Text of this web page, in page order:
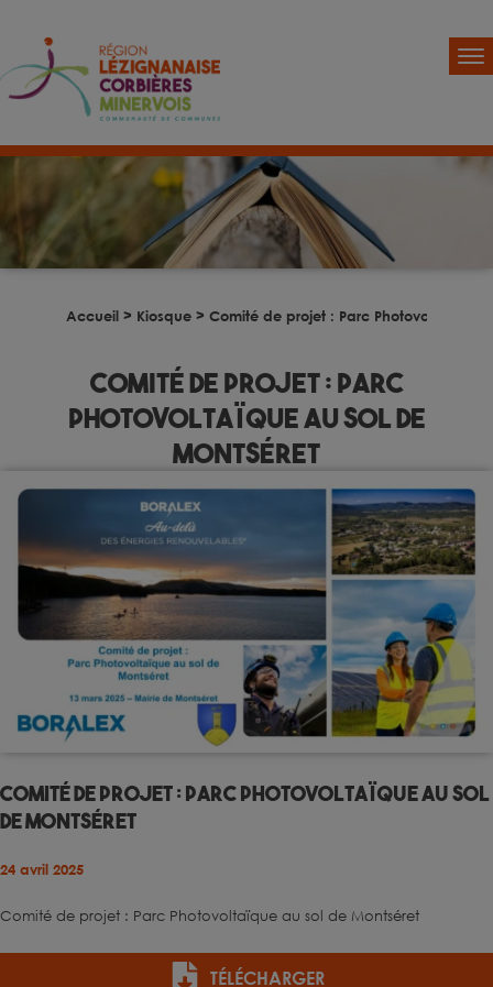
Accueil > Kiosque > Comité de projet : Parc Photovoltaïque
Comité de projet : Parc
Photovoltaïque au sol de
Montséret
Comité de projet : Parc Photovoltaïque au sol
de Montséret
24 avril 2025
Comité de projet : Parc Photovoltaïque au sol de Montséret
TÉLÉCHARGER